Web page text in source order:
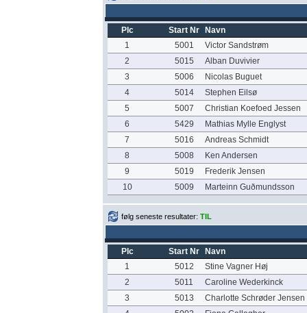
Plc Start Nr
Navn
1
5001
Victor Sandstrøm
2
5015
Alban Duvivier
3
5006
Nicolas Buguet
4
5014
Stephen Eilsø
5
5007
Christian Koefoed Jessen
6
5429
Mathias Mylle Englyst
7
5016
Andreas Schmidt
8
5008
Ken Andersen
9
5019
Frederik Jensen
10
5009 Marteinn Guðmundsson
følg seneste resultater: TIL
Plc Start Nr
Navn
1
5012
Stine Vagner Høj
2
5011
Caroline Wederkinck
3
5013
Charlotte Schrøder Jensen